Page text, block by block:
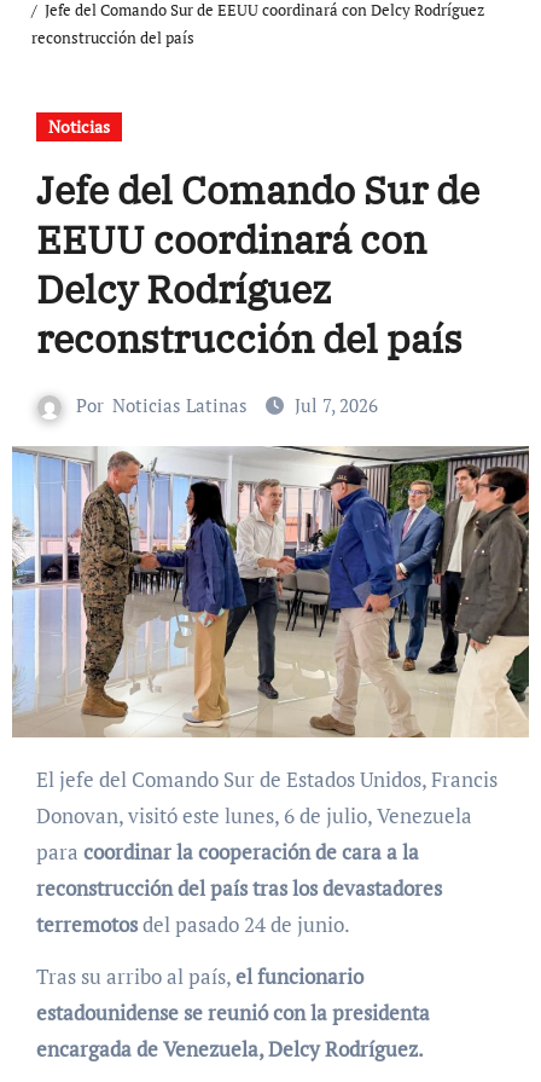
Jefe del Comando Sur de EEUU coordinará con Delcy Rodríguez
reconstrucción del país
Noticias
Jefe del Comando Sur de
EEUU coordinará con
Delcy Rodríguez
reconstrucción del país
Por Noticias Latinas Jul 7, 2026
El jefe del Comando Sur de Estados Unidos, Francis
Donovan, visitó este lunes, 6 de julio, Venezuela
para coordinar la cooperación de cara a la
reconstrucción del país tras los devastadores
terremotosdel pasado 24 de junio.
Tras su arribo al país,el funcionario
estadounidense se reunió con la presidenta
encargada de Venezuela, Delcy Rodríguez.